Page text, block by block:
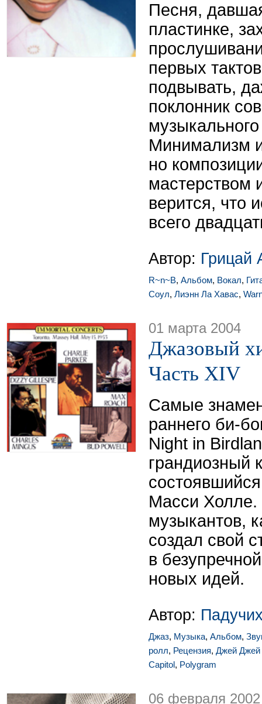
Песня,
пластинке,
первых
подвывать,
поклонник
Минимализм
но
мастерством
верится, что
всего
Автор: Грицай
R~n~B, Альбом, Вокал,
Соул, Лиэнн Ла Хавас,
01 марта 2004
Джазовый
Часть XIV
Самые
раннего би-
Night in
грандиозный
Масси Холле.
музыкантов,
создал свой
в
новых идей.
Автор:
Джаз, Музыка, Альбом,
ролл, Рецензия, Джей Джей
Capitol, Polygram
06 февраля 2002